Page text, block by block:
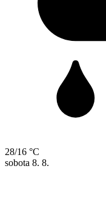
28/16 °C
sobota 8. 8.